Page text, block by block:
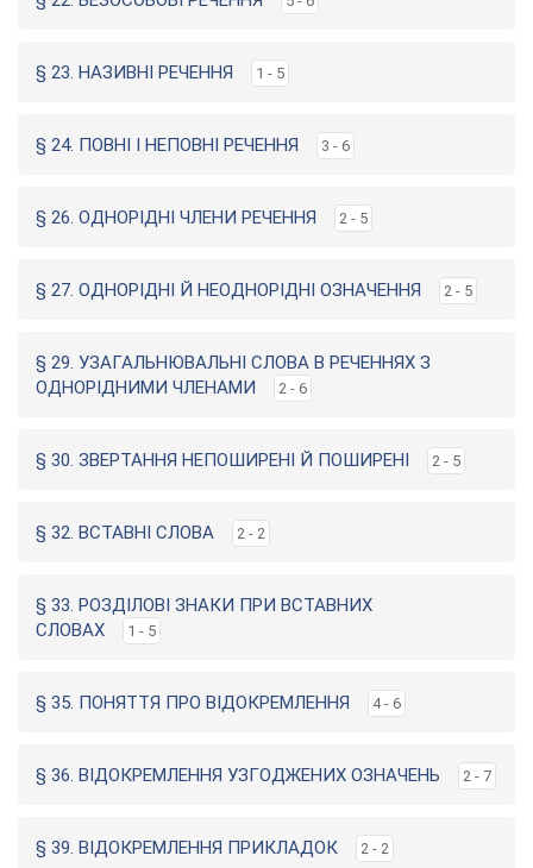
§ 23. НАЗИВНІ РЕЧЕННЯ 1 - 5
§ 24. ПОВНІ І НЕПОВНІ РЕЧЕННЯ 3 - 6
§ 26. ОДНОРІДНІ ЧЛЕНИ РЕЧЕННЯ 2 - 5
§ 27. ОДНОРІДНІ Й НЕОДНОРІДНІ ОЗНАЧЕННЯ 2 - 5
§ 29. УЗАГАЛЬНЮВАЛЬНІ СЛОВА В РЕЧЕННЯХ З
ОДНОРІДНИМИ ЧЛЕНАМИ
2 - 6
§ 30. ЗВЕРТАННЯ НЕПОШИРЕНІ Й ПОШИРЕНІ 2 - 5
§ 32. ВСТАВНІ СЛОВА 2 - 2
§ 33. РОЗДІЛОВІ ЗНАКИ ПРИ ВСТАВНИХ
СЛОВАХ
1 - 5
§ 35. ПОНЯТТЯ ПРО ВІДОКРЕМЛЕННЯ 4 - 6
§ 36. ВІДОКРЕМЛЕННЯ УЗГОДЖЕНИХ ОЗНАЧЕНЬ 2 - 7
§ 39. ВІДОКРЕМЛЕННЯ ПРИКЛАДОК 2 - 2